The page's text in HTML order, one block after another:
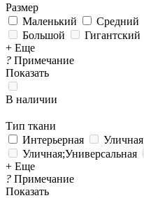
Размер
Маленький
Средний
Большой
Гигантский
+ Еще
? Примечание
Показать
В наличии
Тип ткани
Интерьерная
Уличная
Уличная;Универсальная
+ Еще
? Примечание
Показать